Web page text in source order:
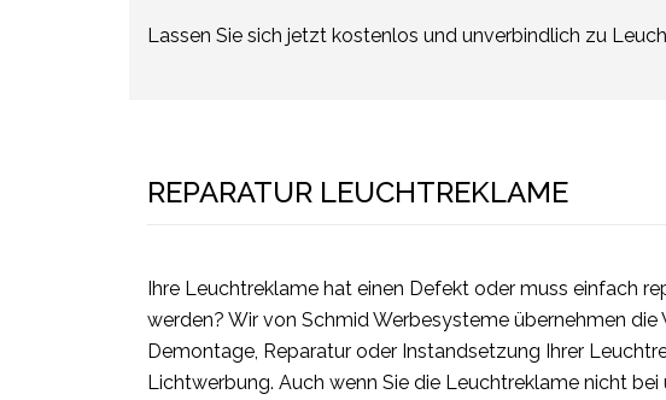
Lassen Sie sich jetzt kostenlos und unverbindlich zu
REPARATUR LEUCHTREKLAME
Ihre Leuchtreklame hat einen Defekt oder muss einfach
werden? Wir von Schmid Werbesysteme übernehmen die
Demontage, Reparatur oder Instandsetzung Ihrer
Lichtwerbung. Auch wenn Sie die Leuchtreklame nicht bei